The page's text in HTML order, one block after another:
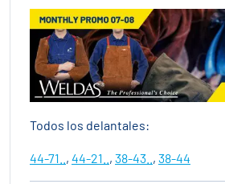
Todos los delantales:
44-71.. , 44-21.. , 38-43.. , 38-44